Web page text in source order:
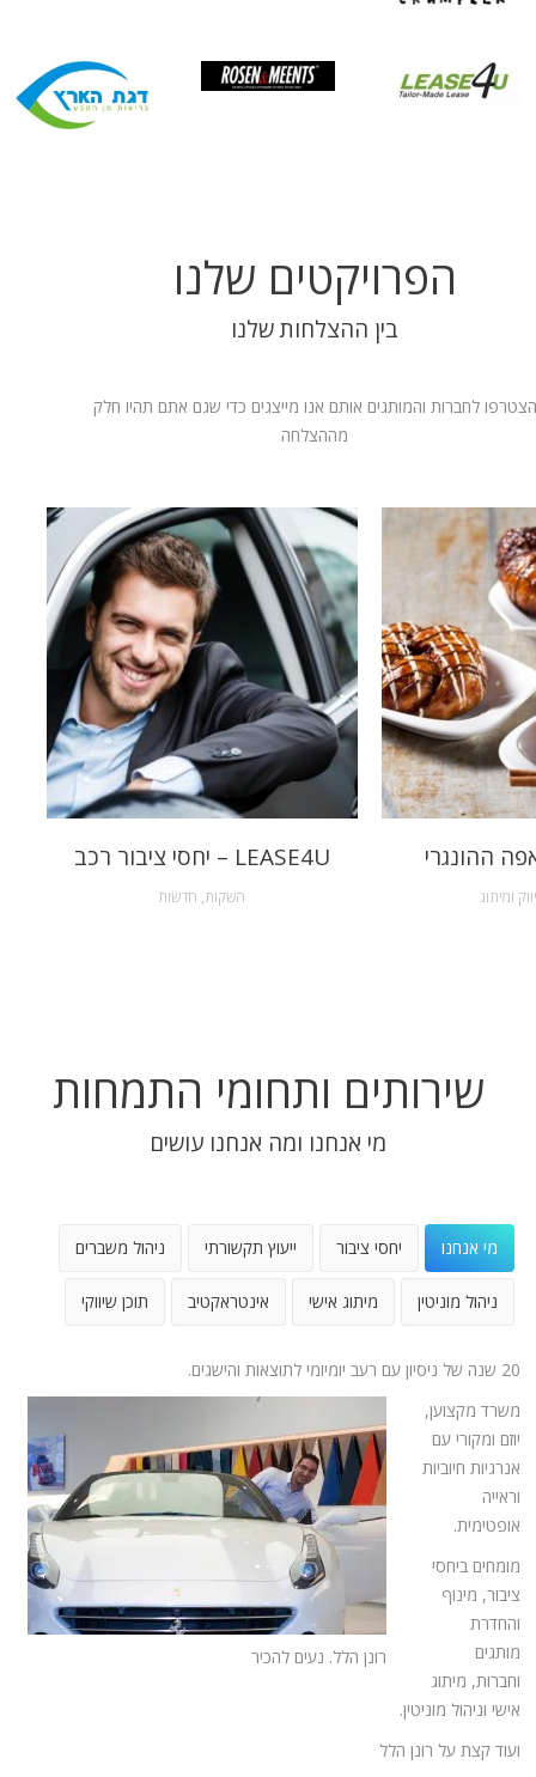
הפרויקטים שלנו
בין ההצלחות שלנו
הצטרפו לחברות והמותגים אותם אנו מייצגים כדי שגם אתם תהיו חלק
מההצלחה
LEASE4U – יחסי ציבור רכב
השקות, חדשות
ההונגרי
ומיתוג
שירותים ותחומי התמחות
מי אנחנו ומה אנחנו עושים
מי אנחנו יחסי ציבור ייעוץ תקשורתי ניהול משברים
ניהול מוניטין מיתוג אישי אינטראקטיב תוכן שיווקי
20 שנה של ניסיון עם רעב יומיומי לתוצאות והישגים.
רונן הלל. נעים להכיר
משרד מקצוען,
יוזם ומקורי עם
אנרגיות חיוביות
וראייה
אופטימית.
מומחים ביחסי
ציבור, מינוף
והחדרת
מותגים
וחברות, מיתוג
אישי וניהול מוניטין.
ועוד קצת על רונן הלל